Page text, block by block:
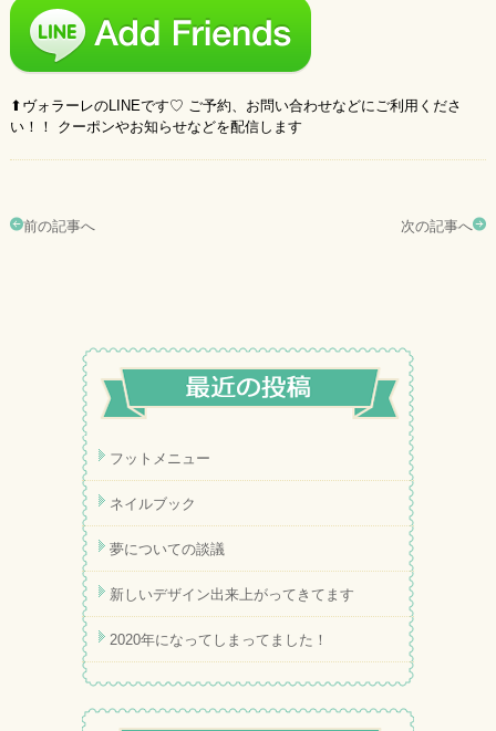
⬆︎ヴォラーレのLINEです♡ ご予約、お問い合わせなどにご利用くださ
い！！ クーポンやお知らせなどを配信します
前の記事へ 次の記事へ
フットメニュー
ネイルブック
夢についての談議
新しいデザイン出来上がってきてます
2020年になってしまってました！